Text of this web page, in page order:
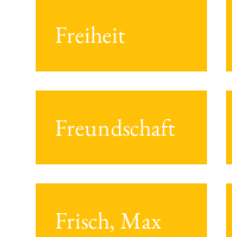
Freiheit
Freundschaft
Frisch, Max